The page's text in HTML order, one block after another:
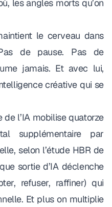
les angles morts qu’on
le cerveau dans
de pause. Pas de
jamais. Et avec lui,
créative qui se
de l’IA mobilise quatorze
supplémentaire par
selon l’étude HBR de
sortie d’IA déclenche
refuser, raffiner) qui
Et plus on multiplie